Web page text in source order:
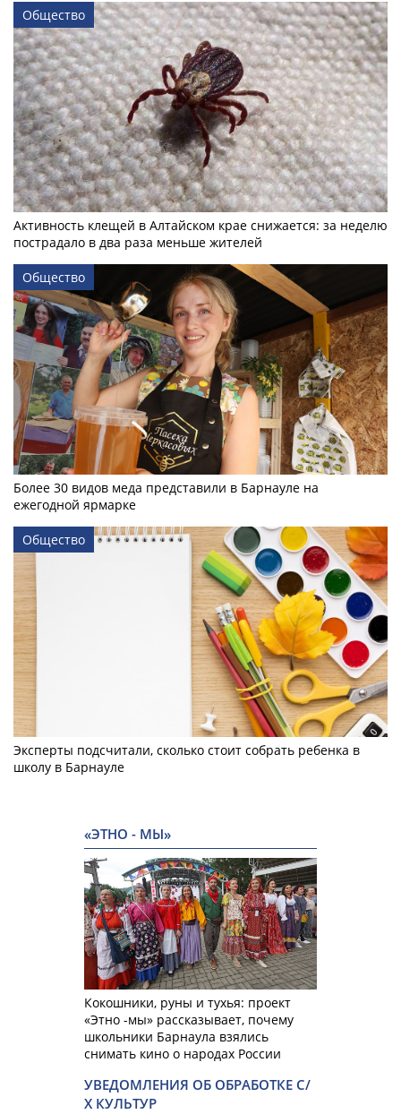
Общество
Активность клещей в Алтайском крае снижается: за неделю
пострадало в два раза меньше жителей
Общество
Более 30 видов меда представили в Барнауле на
ежегодной ярмарке
Общество
Эксперты подсчитали, сколько стоит собрать ребенка в
школу в Барнауле
«ЭТНО - МЫ»
Кокошники, руны и тухья: проект
«Этно -мы» рассказывает, почему
школьники Барнаула взялись
снимать кино о народах России
УВЕДОМЛЕНИЯ ОБ ОБРАБОТКЕ С/
Х КУЛЬТУР